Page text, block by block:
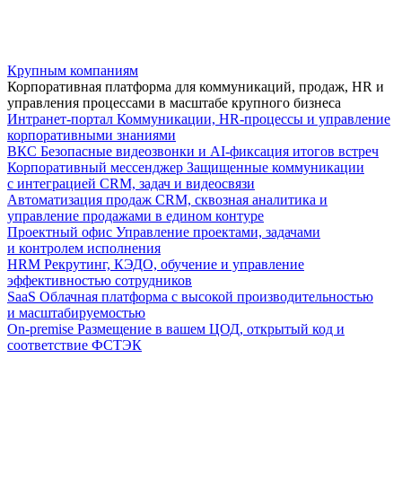
Крупным компаниям
Корпоративная платформа для коммуникаций, продаж, HR и
управления процессами в масштабе крупного бизнеса
Интранет-портал Коммуникации, HR-процессы и управление
корпоративными знаниями
ВКС Безопасные видеозвонки и AI-фиксация итогов встреч
Корпоративный мессенджер Защищенные коммуникации
с интеграцией CRM, задач и видеосвязи
Автоматизация продаж CRM, сквозная аналитика и
управление продажами в едином контуре
Проектный офис Управление проектами, задачами
и контролем исполнения
HRM Рекрутинг, КЭДО, обучение и управление
эффективностью сотрудников
SaaS Облачная платформа с высокой производительностью
и масштабируемостью
On-premise Размещение в вашем ЦОД, открытый код и
соответствие ФСТЭК